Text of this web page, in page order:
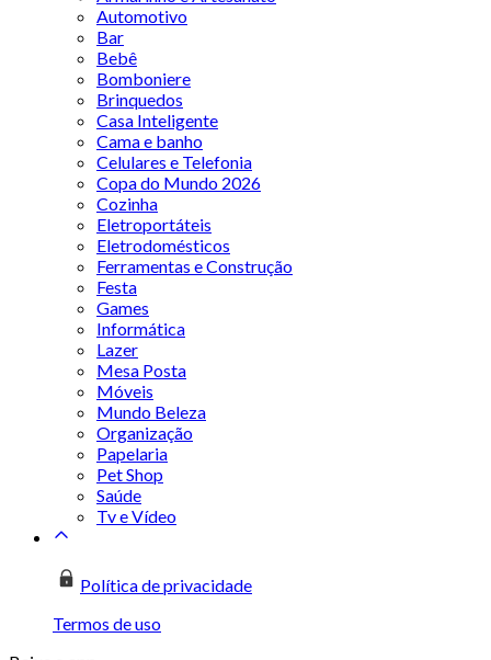
Automotivo
Bar
Bebê
Bomboniere
Brinquedos
Casa Inteligente
Cama e banho
Celulares e Telefonia
Copa do Mundo 2026
Cozinha
Eletroportáteis
Eletrodomésticos
Ferramentas e Construção
Festa
Games
Informática
Lazer
Mesa Posta
Móveis
Mundo Beleza
Organização
Papelaria
Pet Shop
Saúde
Tv e Vídeo
Política de privacidade
Termos de uso